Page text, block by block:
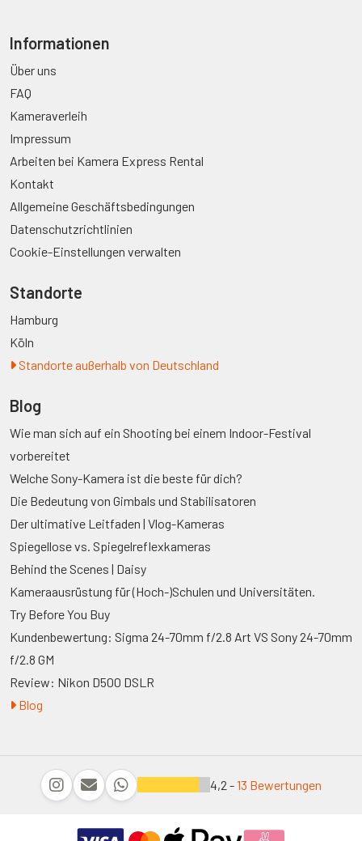
Informationen
Über uns
FAQ
Kameraverleih
Impressum
Arbeiten bei Kamera Express Rental
Kontakt
Allgemeine Geschäftsbedingungen
Datenschutzrichtlinien
Cookie-Einstellungen verwalten
Standorte
Hamburg
Köln
Standorte außerhalb von Deutschland
Blog
Wie man sich auf ein Shooting bei einem Indoor-Festival
vorbereitet
Welche Sony-Kamera ist die beste für dich?
Die Bedeutung von Gimbals und Stabilisatoren
Der ultimative Leitfaden | Vlog-Kameras
Spiegellose vs. Spiegelreflexkameras
Behind the Scenes | Daisy
Kameraausrüstung für (Hoch-)Schulen und Universitäten.
Try Before You Buy
Kundenbewertung: Sigma 24-70mm f/2.8 Art VS Sony 24-70mm
f/2.8 GM
Review: Nikon D500 DSLR
Blog
4,2 -13 Bewertungen